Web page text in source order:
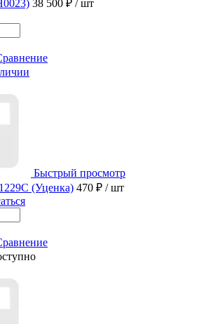
38 500 ₽ / шт
Быстрый просмотр
(Уценка) 470 ₽ / шт